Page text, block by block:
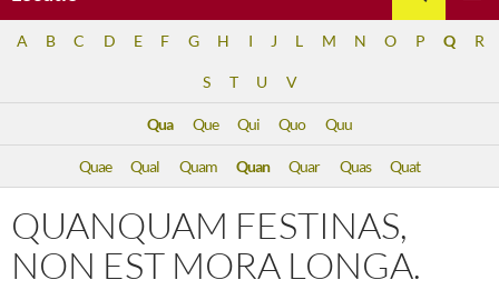
A B C D E F G H I J L M N O P Q R
S T U V
Qua Que Qui Quo Quu
Quae Qual Quam Quan Quar Quas Quat
QUANQUAM FESTINAS,
NON EST MORA LONGA.